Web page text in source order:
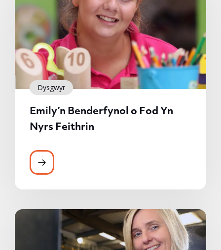
Dysgwyr
Emily’n Benderfynol o Fod Yn
Nyrs Feithrin